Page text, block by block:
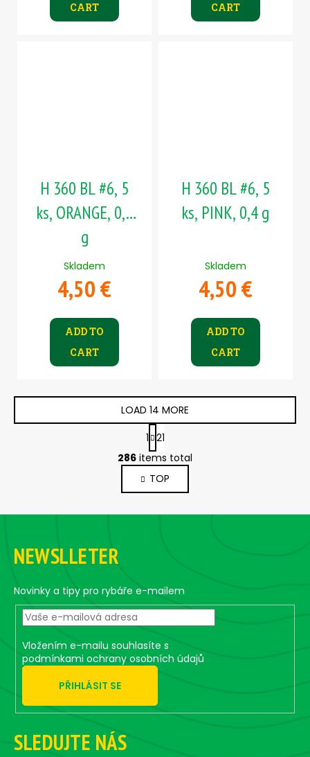
CART
CART
H 360 BL #6, 5
ks, ORANGE, 0,9
g
Skladem
4,50 €
ADD TO
CART
H 360 BL #6, 5
ks, PINK, 0,4 g
Skladem
4,50 €
ADD TO
CART
L
i
s
t
i
n
t
l
s
LOAD 14 MORE
P
a
g
i
n
a
1 21
286 items total
TOP
F
NEWSLLETER
Novinky a tipy pro rybáře e-mailem
Vložením e-mailu souhlasíte s
podmínkami ochrany osobních údajů
PŘIHLÁSIT SE
SLEDUJTE NÁS